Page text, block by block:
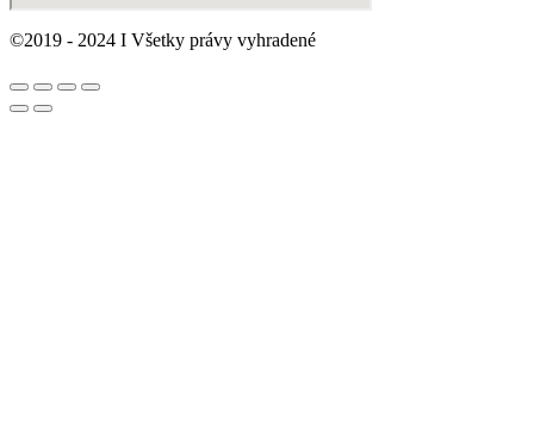
©2019 - 2024 I Všetky právy vyhradené